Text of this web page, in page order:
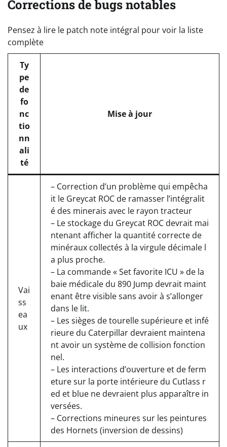
Corrections de bugs notables
Pensez à lire le patch note intégral pour voir la liste
complète
Ty
pe
de
fo
nc
tio
nn
ali
té
Mise à jour
Vai
ss
ea
ux
– Correction d’un problème qui empêcha
it le Greycat ROC de ramasser l’intégralit
é des minerais avec le rayon tracteur
– Le stockage du Greycat ROC devrait mai
ntenant afficher la quantité correcte de
minéraux collectés à la virgule décimale l
a plus proche.
– La commande « Set favorite ICU » de la
baie médicale du 890 Jump devrait maint
enant être visible sans avoir à s’allonger
dans le lit.
– Les sièges de tourelle supérieure et infé
rieure du Caterpillar devraient maintena
nt avoir un système de collision fonction
nel.
– Les interactions d’ouverture et de ferm
eture sur la porte intérieure du Cutlass r
ed et blue ne devraient plus apparaître in
versées.
– Corrections mineures sur les peintures
des Hornets (inversion de dessins)